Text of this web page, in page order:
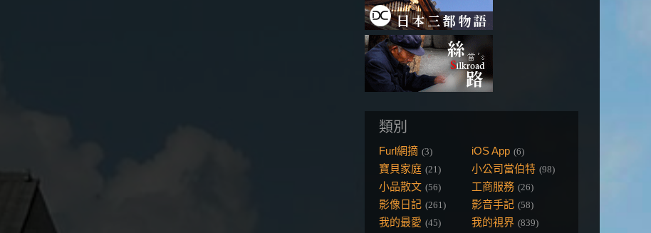
類別
Furl網摘 (3) iOS App (6)
寶貝家庭 (21) 小公司當伯特 (98)
小品散文 (56) 工商服務 (26)
影像日記 (261) 影音手記 (58)
我的最愛 (45) 我的視界 (839)